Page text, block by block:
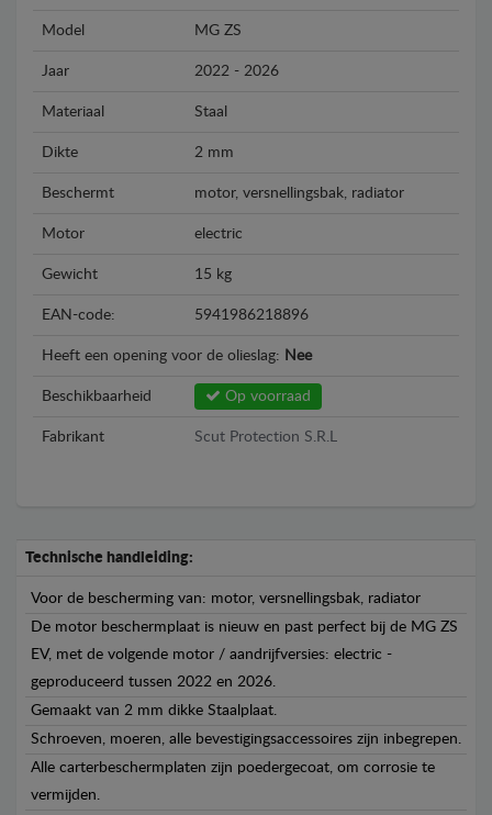
Model MG ZS
Jaar 2022 - 2026
Materiaal Staal
Dikte 2 mm
Beschermt motor, versnellingsbak, radiator
Motor electric
Gewicht 15 kg
EAN-code: 5941986218896
Heeft een opening voor de olieslag: Nee
Beschikbaarheid Op voorraad
Fabrikant Scut Protection S.R.L
Technische handleiding:
Voor de bescherming van: motor, versnellingsbak, radiator
De motor beschermplaat is nieuw en past perfect bij de MG ZS
EV, met de volgende motor / aandrijfversies: electric -
geproduceerd tussen 2022 en 2026.
Gemaakt van 2 mm dikke Staalplaat.
Schroeven, moeren, alle bevestigingsaccessoires zijn inbegrepen.
Alle carterbeschermplaten zijn poedergecoat, om corrosie te
vermijden.